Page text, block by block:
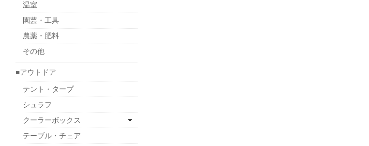
温室
園芸・工具
農薬・肥料
その他
■アウトドア
テント・タープ
シュラフ
クーラーボックス
テーブル・チェア